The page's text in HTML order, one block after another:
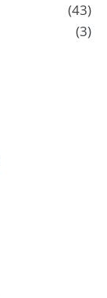
(43)
(3)